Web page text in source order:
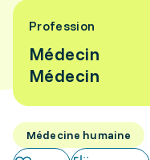
Profession
Médecin
Médecin
Médecine humaine